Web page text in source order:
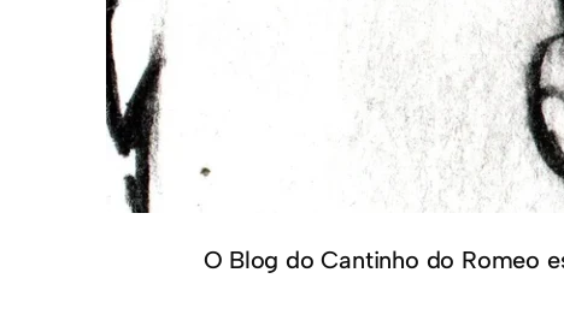
O Blog do Cantinho do Romeo